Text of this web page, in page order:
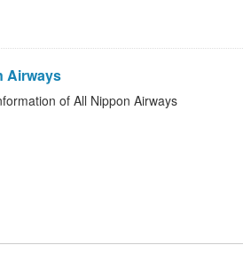
Airways
of All Nippon Airways